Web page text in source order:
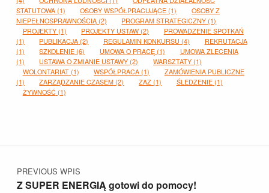
STATUTOWA(1) OSOBY WSPÓŁPRACUJĄCE (1)
OSOBY Z
NIEPEŁNOSPRAWNOŚCIĄ(2) PROGRAM STRATEGICZNY (1)
PROJEKTY(1) PROJEKTY USTAW (2)
PROWADZENIE SPOTKAŃ
(1)
PUBLIKACJA (2) REGULAMIN KONKURSU (4)
REKRUTACJA
(1)
SZKOLENIE (6) UMOWA O PRACĘ (1)
UMOWA ZLECENIA
(1)
USTAWA O ZMIANIE USTAWY (2) WARSZTATY (1)
WOLONTARIAT(1) WSPÓŁPRACA (1)
ZAMÓWIENIA PUBLICZNE
(1)
ZARZĄDZANIE CZASEM (2) ZAZ (1) ŚLEDZENIE(1)
ŻYWNOŚĆ(1)
Nawigacja wpisu
PREVIOUS WPIS
Z SUPER ENERGIĄ gotowi do pomocy!